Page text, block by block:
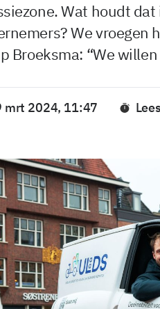
Wat houdt
We
Broeksma: “We
mrt 2024, 11:47